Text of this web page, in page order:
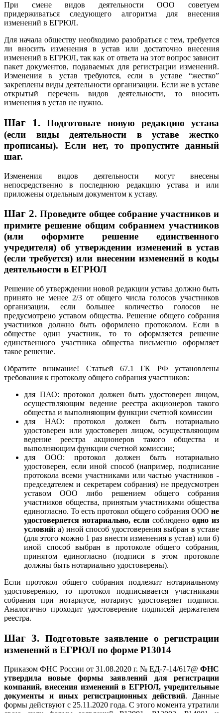
При смене видов деятельности ООО советуем
придерживаться следующего алгоритма для внесения
изменений в ЕГРЮЛ.
Для начала обществу необходимо разобраться с тем, требуется
ли вносить изменения в устав или достаточно внесения
изменений в ЕГРЮЛ, так как от ответа на этот вопрос зависит
пакет документов, подаваемых для регистрации изменений.
Изменения в устав требуются, если в уставе “жестко”
закреплены виды деятельности организации. Если же в уставе
открытый перечень видов деятельности, то вносить
изменения в устав не нужно.
Шаг 1.
Подготовьте новую редакцию устава
(если виды деятельности в уставе жестко
прописаны). Если нет, то пропустите данный
шаг.
Изменения видов деятельности могут внесены
непосредственно в последнюю редакцию устава и или
приложены отдельным документом к уставу.
Шаг 2. Проведите общее собрание участников и
примите решение общим собранием участников
(или оформите решение единственного
учредителя) об утверждении изменений в устав
(если требуется) или внесении изменений в коды
деятельности в ЕГРЮЛ
Решение об утверждении новой редакции устава должно быть
принято не менее 2/3 от общего числа голосов участников
организации, если большее количество голосов не
предусмотрено уставом общества. Решение общего собрания
участников должно быть оформлено протоколом. Если в
обществе один участник, то то оформляется решение
единственного участника общества письменно оформляет
такое решение.
Обратите внимание! Статьей 67.1 ГК РФ установлены
требования к протоколу общего собрания участников:
для ПАО: протокол должен быть удостоверен лицом,
осуществляющим ведение реестра акционеров такого
общества и выполняющим функции счетной комиссии
для НАО: протокол должен быть нотариально
удостоверен или удостоверен лицом, осуществляющим
ведение реестра акционеров такого общества и
выполняющим функции счетной комиссии;
для ООО: протокол должен быть нотариально
удостоверен, если иной способ (например, подписание
протокола всеми участниками или частью участников -
председателем и секретарем собрания) не предусмотрен
уставом ООО либо решением общего собрания
участников общества, принятым участниками общества
единогласно. То есть протокол общего собрания ООО не
удостоверяется нотариально, если соблюдено одно из
условий:а) иной способ удостоверения выбран в уставе
(для этого можно 1 раз внести изменения в устав) или б)
иной способ выбран в протоколе общего собрания,
принятом единогласно (подписи в этом протоколе
должны быть нотариально удостоверены).
Если протокол общего собрания подлежит нотариальному
удостоверению, то протокол подписывается участниками
собрания при нотариусе, нотариус удостоверяет подписи.
Аналогично проходит удостоверение подписей держателем
реестра.
Шаг 3. Подготовьте заявление о регистрации
изменений в ЕГРЮЛ по форме Р13014
Приказом ФНС России от 31.08.2020 г. № ЕД-7-14/617@ ФНС
утвердила новые формы заявлений для регистрации
компаний, внесения изменений в ЕГРЮЛ, учредительные
документы и иных регистрационных действий. Данные
формы действуют с 25.11.2020 года. С этого момента утратили